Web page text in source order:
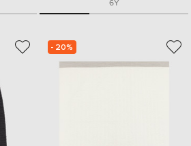
6Y
- 20%